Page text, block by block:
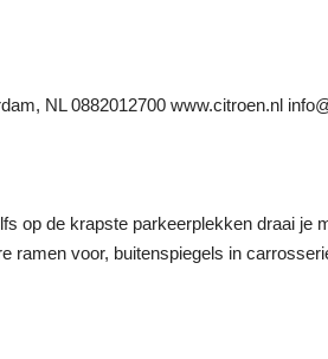
NL 0882012700 www.citroen.nl
op de krapste parkeerplekken draai
voor, buitenspiegels in